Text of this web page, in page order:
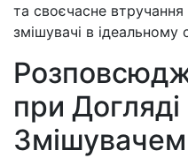
та своєчасне
змішувачі в ідеальному
при
Змішувачем